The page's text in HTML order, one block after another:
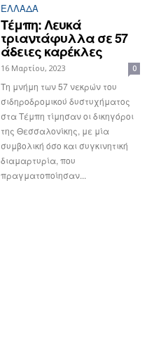
ΕΛΛΆΔΑ
Τέμπη: Λευκά
τριαντάφυλλα σε 57
άδειες καρέκλες
16 Μαρτίου, 2023 0
Τη μνήμη των 57 νεκρών του
σιδηροδρομικού δυστυχήματος
στα Τέμπη τίμησαν οι δικηγόροι
της Θεσσαλονίκης, με μία
συμβολική όσο και συγκινητική
διαμαρτυρία, που
πραγματοποίησαν...